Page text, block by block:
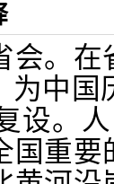
会。在
为中国
设。
国重要